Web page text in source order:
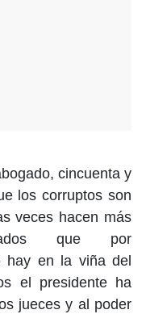
cincuenta y
los corruptos son
veces hacen más
que por
hay en la viña del
el presidente ha
jueces y al poder